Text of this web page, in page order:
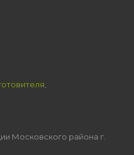
Московского района г.